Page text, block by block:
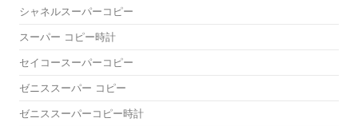
シャネルスーパーコピー
スーパー コピー時計
セイコースーパーコピー
ゼニススーパー コピー
ゼニススーパーコピー時計